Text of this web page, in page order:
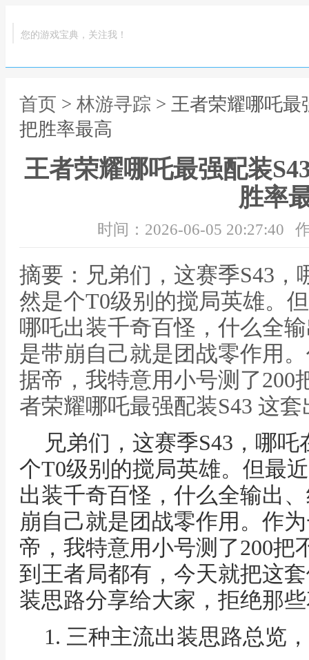
您的游戏宝典，关注我！
首页 > 林游寻踪 > 王者荣耀哪吒最
把胜率最高
王者荣耀哪吒最强配装
胜率
时间：2026-06-05 20:27:40
摘要：兄弟们，这赛季S43
然是个T0级别的搅局英雄。
哪吒出装千奇百怪，什么全
是带崩自己就是团战零作用
据帝，我特意用小号测了200
者荣耀哪吒最强配装S43 这
兄弟们，这赛季S43，哪
个T0级别的搅局英雄。但最
出装千奇百怪，什么全输出
崩自己就是团战零作用。作
帝，我特意用小号测了200把
到王者局都有，今天就把这
装思路分享给大家，拒绝那
1. 三种主流出装思路总览